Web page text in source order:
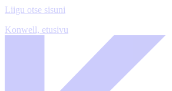
Liigu otse sisuni
Konwell, etusivu